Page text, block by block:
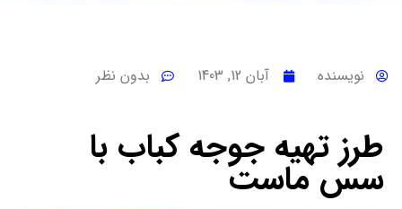
نویسنده آبان 12, 1403 بدون نظر
طرز تهیه جوجه کباب با
سس ماست